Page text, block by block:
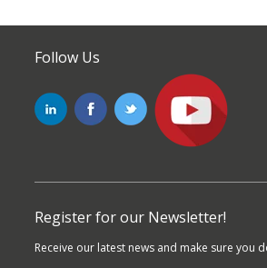
Follow Us
Register for our Newsletter!
Receive our latest news and make sure you